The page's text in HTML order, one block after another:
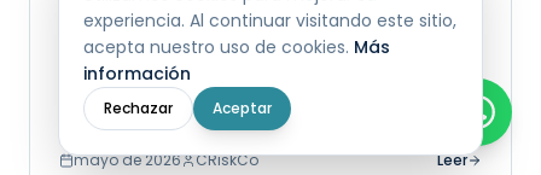
México: RESICO, Actividad Empresarial, Régimen
General y más. Cómo elegir el correcto y su
impacto en el análisis crediticio.
régimen fiscal RESICO SAT
mayo de 2026 CRiskCo Leer
experiencia. Al continuar visitando este sitio,
acepta nuestro uso de cookies. Más
información
Rechazar Aceptar